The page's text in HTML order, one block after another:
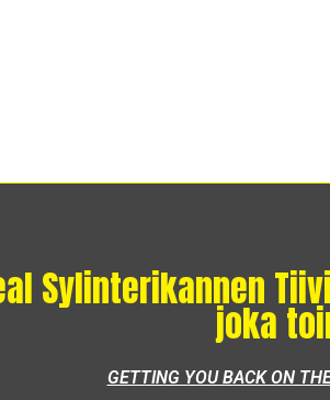
Sylinterikannen
joka
GETTING YOU BACK ON